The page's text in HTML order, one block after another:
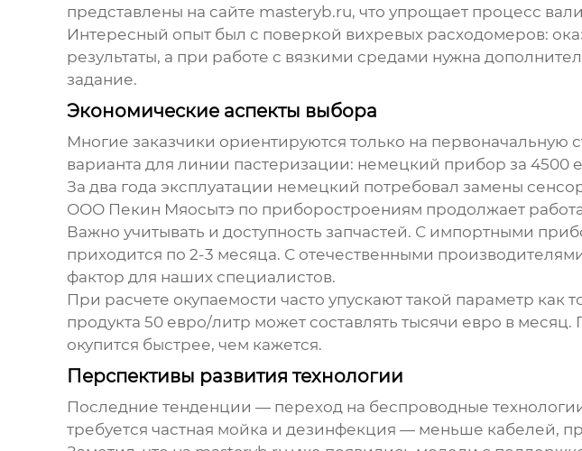
представлены на сайте masteryb.ru, что упрощает процесс
Интересный опыт был с поверкой вихревых расходомеров:
результаты, а при работе с вязкими средами нужна
задание.
Экономические аспекты выбора
Многие заказчики ориентируются только на первоначальную
варианта для линии пастеризации: немецкий прибор за 4500
За два года эксплуатации немецкий потребовал замены
ООО Пекин Мяосытэ по приборостроениям продолжает
Важно учитывать и доступность запчастей. С импортными
приходится по 2-3 месяца. С отечественными
фактор для наших специалистов.
При расчете окупаемости часто упускают такой параметр
продукта 50 евро/литр может составлять тысячи евро в
окупится быстрее, чем кажется.
Перспективы развития технологии
Последние тенденции — переход на беспроводные
требуется частная мойка и дезинфекция — меньше кабелей,